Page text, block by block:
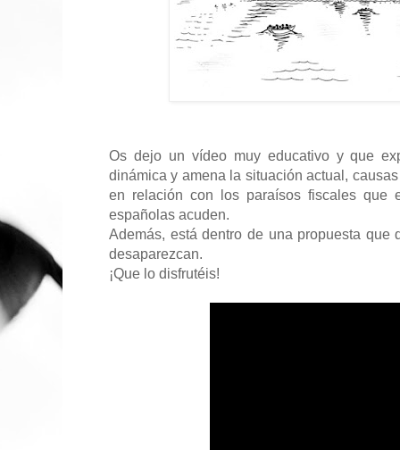
Os dejo un vídeo muy educativo y que
dinámica y amena la situación actual,
en relación con los paraísos fiscales que
españolas acuden.
Además, está dentro de una propuesta que
desaparezcan.
¡Que lo disfrutéis!